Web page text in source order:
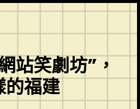
站笑劇坊”，
的福建